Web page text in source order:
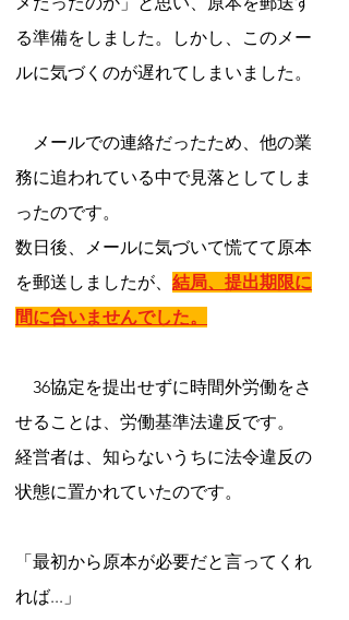
る準備をしました。しかし、このメー
ルに気づくのが遅れてしまいました。
メールでの連絡だったため、他の業
務に追われている中で見落としてしま
ったのです。
数日後、メールに気づいて慌てて原本
を郵送しましたが、 結局、提出期限に
間に合いませんでした。
36協定を提出せずに時間外労働をさ
せることは、労働基準法違反です。
経営者は、知らないうちに法令違反の
状態に置かれていたのです。
「最初から原本が必要だと言ってくれ
れば...」